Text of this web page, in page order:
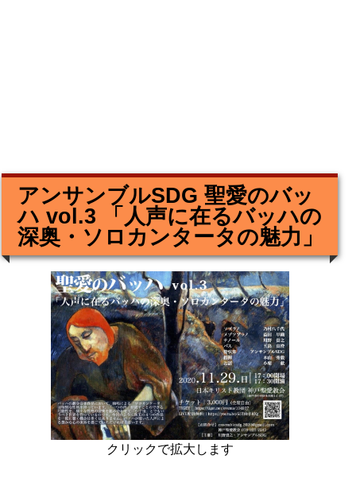
アンサンブルSDG 聖愛のバッ
ハ vol.3 「人声に在るバッハの
深奥・ソロカンタータの魅力」
クリックで拡大します